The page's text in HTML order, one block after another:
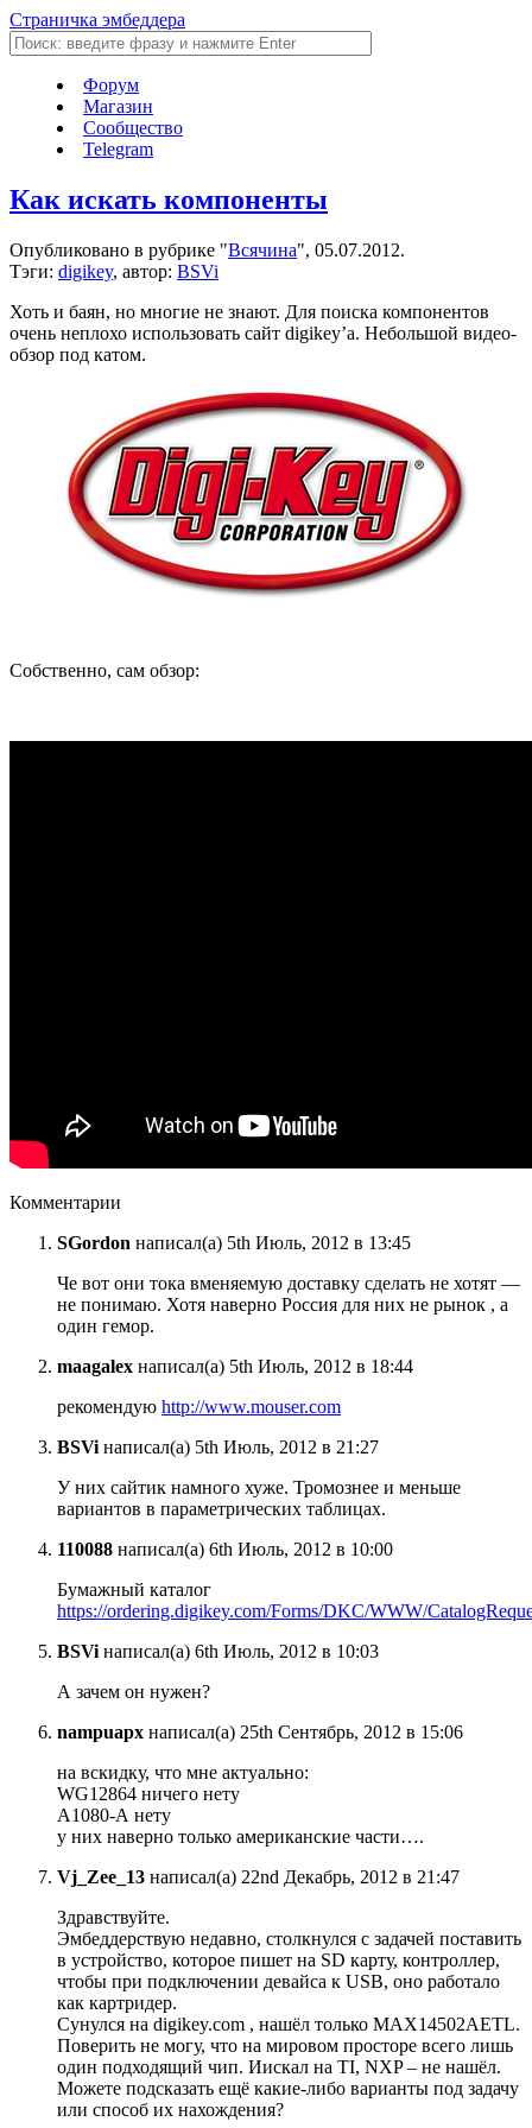
Страничка эмбеддера
Форум
Магазин
Сообщество
Telegram
Как искать компоненты
Опубликовано в рубрике "Всячина", 05.07.2012.
Тэги: digikey, автор: BSVi
Хоть и баян, но многие не знают. Для поиска компонентов
очень неплохо использовать сайт digikey’а. Небольшой видео-
обзор под катом.
Собственно, сам обзор:
Комментарии
SGordon написал(а) 5th Июль, 2012 в 13:45
Че вот они тока вменяемую доставку сделать не хотят —
не понимаю. Хотя наверно Россия для них не рынок , а
один гемор.
maagalex написал(а) 5th Июль, 2012 в 18:44
рекомендую http://www.mouser.com
BSVi написал(а) 5th Июль, 2012 в 21:27
У них сайтик намного хуже. Тромознее и меньше
вариантов в параметрических таблицах.
110088 написал(а) 6th Июль, 2012 в 10:00
Бумажный каталог
https://ordering.digikey.com/Forms/DKC/WWW/
BSVi написал(а) 6th Июль, 2012 в 10:03
А зачем он нужен?
nampuapx написал(а) 25th Сентябрь, 2012 в 15:06
на вскидку, что мне актуально:
WG12864 ничего нету
A1080-А нету
у них наверно только американские части….
Vj_Zee_13 написал(а) 22nd Декабрь, 2012 в 21:47
Здравствуйте.
Эмбеддерствую недавно, столкнулся с задачей поставить
в устройство, которое пишет на SD карту, контроллер,
чтобы при подключении девайса к USB, оно работало
как картридер.
Сунулся на digikey.com , нашёл только MAX14502AETL.
Поверить не могу, что на мировом просторе всего лишь
один подходящий чип. Иискал на TI, NXP – не нашёл.
Можете подсказать ещё какие-либо варианты под задачу
или способ их нахождения?